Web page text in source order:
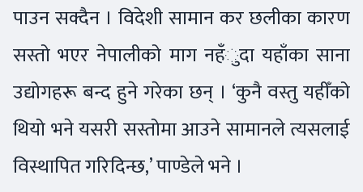
पाउन सक्दैन । विदेशी सामान कर छलीका कारण
सस्तो भएर नेपालीको माग नहँुदा यहाँका साना
उद्योगहरू बन्द हुने गरेका छन् । ‘कुनै वस्तु यहीँको
थियो भने यसरी सस्तोमा आउने सामानले त्यसलाई
विस्थापित गरिदिन्छ,’ पाण्डेले भने ।